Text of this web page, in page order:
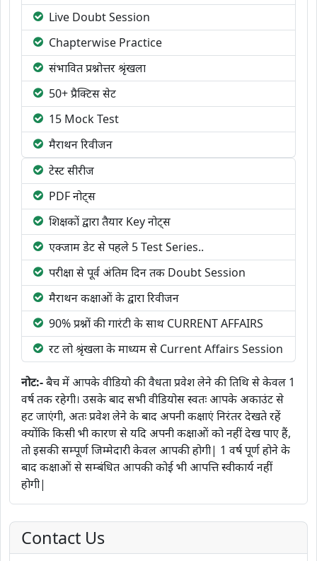
Live Doubt Session
Chapterwise Practice
संभावित प्रश्नोत्तर श्रृंखला
50+ प्रैक्टिस सेट
15 Mock Test
मैराथन रिवीजन
टेस्ट सीरीज
PDF नोट्स
शिक्षकों द्वारा तैयार Key नोट्स
एक्जाम डेट से पहले 5 Test Series..
परीक्षा से पूर्व अंतिम दिन तक Doubt Session
मैराथन कक्षाओं के द्वारा रिवीजन
90% प्रश्नों की गारंटी के साथ CURRENT AFFAIRS
रट लो श्रृंखला के माध्यम से Current Affairs Session
नोट:-बैच में आपके वीडियो की वैधता प्रवेश लेने की तिथि से केवल 1
वर्ष तक रहेगी। उसके बाद सभी वीडियोस स्वतः आपके अकाउंट से
हट जाएंगी, अतः प्रवेश लेने के बाद अपनी कक्षाएं निरंतर देखते रहें
क्योंकि किसी भी कारण से यदि अपनी कक्षाओं को नहीं देख पाए हैं,
तो इसकी सम्पूर्ण जिम्मेदारी केवल आपकी होगी| 1 वर्ष पूर्ण होने के
बाद कक्षाओं से सम्बंधित आपकी कोई भी आपत्ति स्वीकार्य नहीं
होगी|
Contact Us